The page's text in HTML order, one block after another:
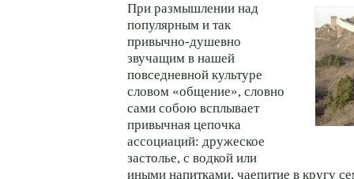
При размышлении над
популярным и так
привычно-душевно
звучащим в нашей
повседневной культуре
словом «общение», словно
сами собою всплывает
привычная цепочка
ассоциаций: дружеское
застолье, с водкой или
иными напитками, чаепитие в кругу